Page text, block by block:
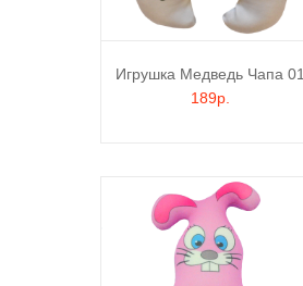
Игрушка Медведь Чапа 01
189р.